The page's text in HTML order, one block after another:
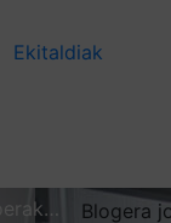
Ekitaldiak
Blogera